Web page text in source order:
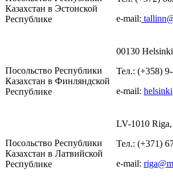
Казахстан в Эстонской
Республике
е-mail:
Посольство Республики
Казахстан в Финляндской
Республике
00130
Тел.: (+358)
е-mail:
Посольство Республики
Казахстан в Латвийской
Республике
LV-1010
Тел.: (+371)
e-mail: